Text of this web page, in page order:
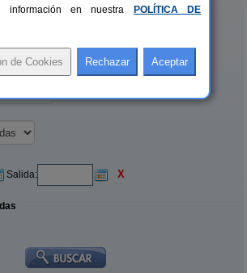
Salida: X
información en nuestra
POLÍTICA DE